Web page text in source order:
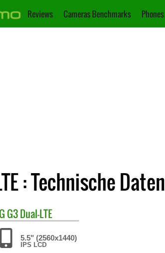
Reviews Cameras Benchmarks Phones
: Technische Daten
G3 Dual-LTE
5.5" (2560x1440)
IPS LCD